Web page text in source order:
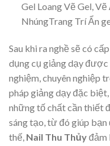
Gel Loang Vẽ Gel,
NhúngTrang Trí Ẩn
Sau khi ra nghề sẽ có
dụng cụ giảng dạy được
nghiệm, chuyên nghiệp
pháp giảng dạy đặc
những tố chất cần thiết
sáng tạo, từ đó giúp bạn
thế, Nail Thu Thủyđảm